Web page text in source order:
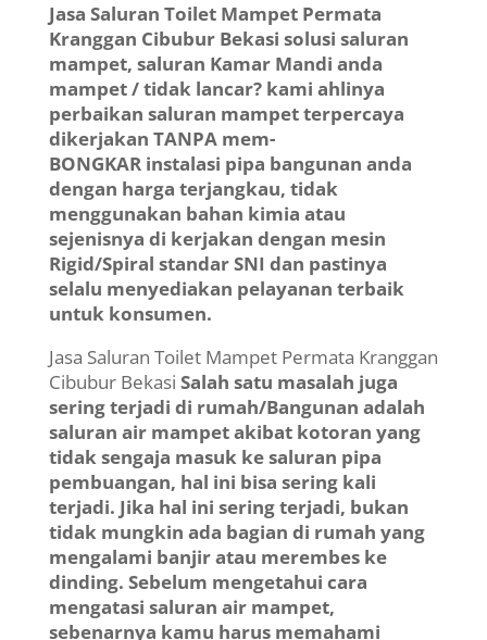
Jasa Saluran Toilet Mampet Permata
Kranggan Cibubur Bekasi solusi saluran
mampet, saluran Kamar Mandi anda
mampet / tidak lancar? kami ahlinya
perbaikan saluran mampet terpercaya
dikerjakan TANPA mem-
BONGKAR instalasi pipa bangunan anda
dengan harga terjangkau, tidak
menggunakan bahan kimia atau
sejenisnya di kerjakan dengan mesin
Rigid/Spiral standar SNI dan pastinya
selalu menyediakan pelayanan terbaik
untuk konsumen.
Jasa Saluran Toilet Mampet Permata Kranggan
Cibubur Bekasi Salah satu masalah juga
sering terjadi di rumah/Bangunan adalah
saluran air mampet akibat kotoran yang
tidak sengaja masuk ke saluran pipa
pembuangan, hal ini bisa sering kali
terjadi. Jika hal ini sering terjadi, bukan
tidak mungkin ada bagian di rumah yang
mengalami banjir atau merembes ke
dinding. Sebelum mengetahui cara
mengatasi saluran air mampet,
sebenarnya kamu harus memahami